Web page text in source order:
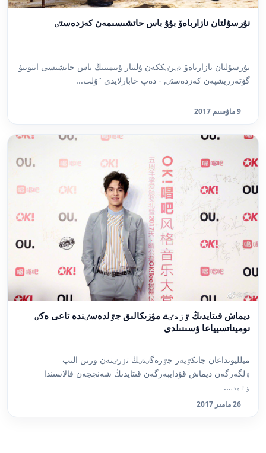
نۇرسۇلتان نازارباەۆ بۇۇ باس حاتشىسىمەن كەزدەستٸ
نۇرسۇلتان نازارباەۆ بٸرٸككەن ۇلتتار ۇيىمىنىڭ باس حاتشىسى انتونيۋ
گۋتەرريشپەن كەزدەستٸ, - دەپ حابارلايدى "ۇلت...
9 ماۋسىم 2017
ديماش قىتايدىڭ ٷزدٸك مۋزىكالىق جٷلدەسٸندە تاعى ەكٸ
نوميناتسيياعا ۇسىنىلدى
ميلليونداعان جانكٷيەر جٷرەگٸنٸڭ تٶرٸنەن ورىن الىپ
ٷلگەرگەن ديماش قۇدايبەرگەن قىتايدىڭ شەنچجەن قالاسىندا
ٶتەت...
26 مامىر 2017